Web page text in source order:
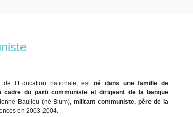
de l’Education nationale, estné dans une famille de
cadre du parti communiste et dirigeant de la banque
Baulieu (né Blum),militant communiste, père de la
en 2003-2004.